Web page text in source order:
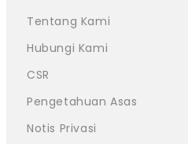
Tentang Kami
Hubungi Kami
CSR
Pengetahuan Asas
Notis Privasi